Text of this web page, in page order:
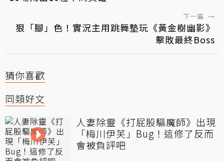
下一篇 →
狠「腳」色！實況主用跳舞墊玩《黃金樹幽影》
擊敗最終Boss
猜你喜歡
同類好文
人妻除靈《打屁股驅魔師》出現
「梅川伊芙」Bug！這修了反而
會被負評吧